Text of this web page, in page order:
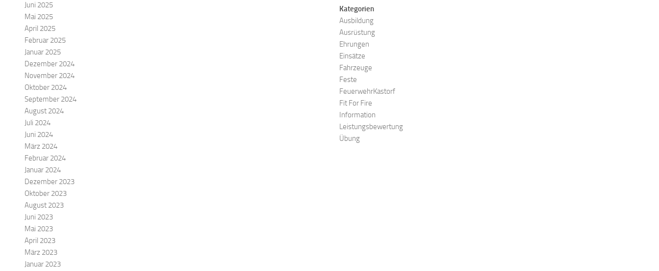
Juni 2025
Mai 2025
April 2025
Februar 2025
Januar 2025
Dezember 2024
November 2024
Oktober 2024
September 2024
August 2024
Juli 2024
Juni 2024
März 2024
Februar 2024
Januar 2024
Dezember 2023
Oktober 2023
August 2023
Juni 2023
Mai 2023
April 2023
März 2023
Januar 2023
Kategorien
Ausbildung
Ausrüstung
Ehrungen
Einsätze
Fahrzeuge
Feste
FeuerwehrKastorf
Fit For Fire
Information
Leistungsbewertung
Übung